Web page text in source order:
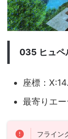
035 ヒュペ
座標：
最寄りエ
フライン